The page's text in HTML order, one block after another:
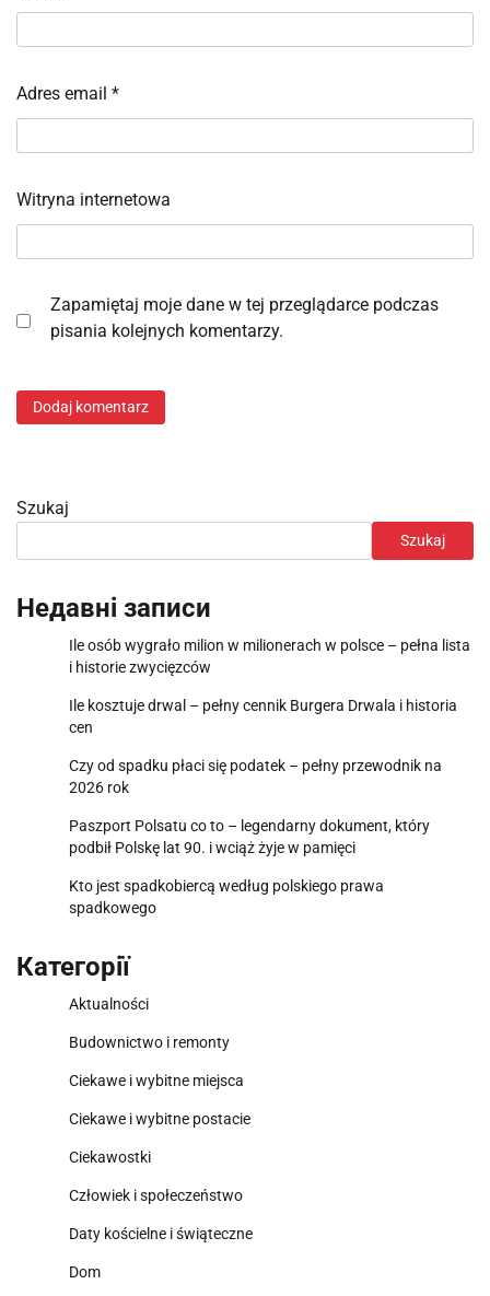
Adres email *
Witryna internetowa
Zapamiętaj moje dane w tej przeglądarce podczas
pisania kolejnych komentarzy.
Szukaj
Szukaj
Недавні записи
Ile osób wygrało milion w milionerach w polsce – pełna lista
i historie zwycięzców
Ile kosztuje drwal – pełny cennik Burgera Drwala i historia
cen
Czy od spadku płaci się podatek – pełny przewodnik na
2026 rok
Paszport Polsatu co to – legendarny dokument, który
podbił Polskę lat 90. i wciąż żyje w pamięci
Kto jest spadkobiercą według polskiego prawa
spadkowego
Категорії
Aktualności
Budownictwo i remonty
Ciekawe i wybitne miejsca
Ciekawe i wybitne postacie
Ciekawostki
Człowiek i społeczeństwo
Daty kościelne i świąteczne
Dom